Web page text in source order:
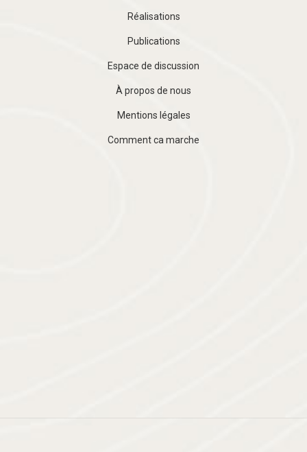
Réalisations
Publications
Espace de discussion
À propos de nous
Mentions légales
Comment ca marche